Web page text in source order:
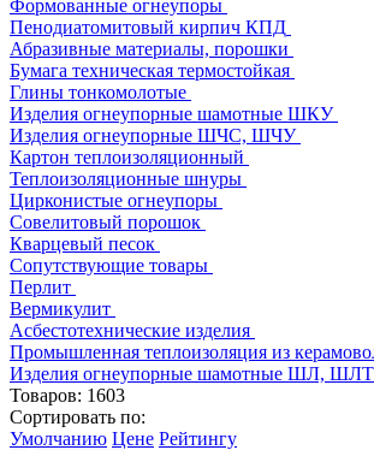
Формованные огнеупоры
Пенодиатомитовый кирпич КПД
Абразивные материалы, порошки
Бумага техническая термостойкая
Глины тонкомолотые
Изделия огнеупорные шамотные ШКУ
Изделия огнеупорные ШЧС, ШЧУ
Картон теплоизоляционный
Теплоизоляционные шнуры
Цирконистые огнеупоры
Совелитовый порошок
Кварцевый песок
Сопутствующие товары
Перлит
Вермикулит
Асбесто­технические изделия
Промышленная теплоизоляция из
Изделия огнеупорные шамотные ШЛ, ШЛТ
Товаров: 1603
Сортировать по:
Умолчанию Цене Рейтингу